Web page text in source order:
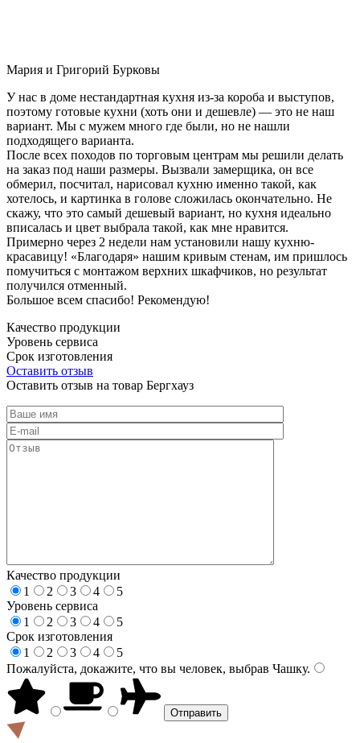
Мария и Григорий Бурковы
У нас в доме нестандартная кухня из-за короба и выступов,
поэтому готовые кухни (хоть они и дешевле) — это не наш
вариант. Мы с мужем много где были, но не нашли
подходящего варианта.
После всех походов по торговым центрам мы решили делать
на заказ под наши размеры. Вызвали замерщика, он все
обмерил, посчитал, нарисовал кухню именно такой, как
хотелось, и картинка в голове сложилась окончательно. Не
скажу, что это самый дешевый вариант, но кухня идеально
вписалась и цвет выбрала такой, как мне нравится.
Примерно через 2 недели нам установили нашу кухню-
красавицу! «Благодаря» нашим кривым стенам, им пришлось
помучиться с монтажом верхних шкафчиков, но результат
получился отменный.
Большое всем спасибо! Рекомендую!
Качество продукции
Уровень сервиса
Срок изготовления
Оставить отзыв
Оставить отзыв на товар Бергхауз
Качество продукции
1
2 3 4
5
Уровень сервиса
1
2 3 4
5
Срок изготовления
1
2 3 4
5
Пожалуйста, докажите, что вы человек, выбрав Чашку.